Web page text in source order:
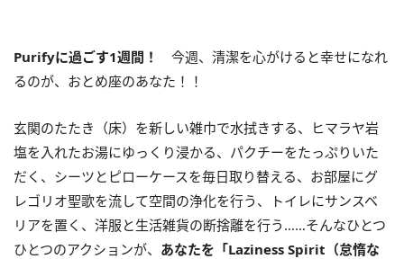
Purifyに過ごす1週間！
今週、清潔を心がけると幸せになれ
るのが、おとめ座のあなた！！
玄関のたたき（床）を新しい雑巾で水拭きする、ヒマラヤ岩
塩を入れたお湯にゆっくり浸かる、パクチーをたっぷりいた
だく、シーツとピローケースを毎日取り替える、お部屋にグ
レゴリオ聖歌を流して空間の浄化を行う、トイレにサンスベ
リアを置く、洋服と生活雑貨の断捨離を行う……そんなひとつ
ひとつのアクションが、 あなたを「Laziness Spirit（怠惰な